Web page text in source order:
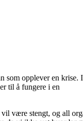
som opplever en krise.
til å fungere i en
være stengt, og all